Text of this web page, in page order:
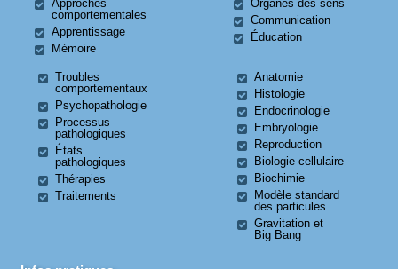
Approches
comportementales
Apprentissage
Mémoire
Organes des sens
Communication
Éducation
Troubles
comportementaux
Psychopathologie
Processus
pathologiques
États
pathologiques
Thérapies
Traitements
Anatomie
Histologie
Endocrinologie
Embryologie
Reproduction
Biologie cellulaire
Biochimie
Modèle standard
des particules
Gravitation et
Big Bang